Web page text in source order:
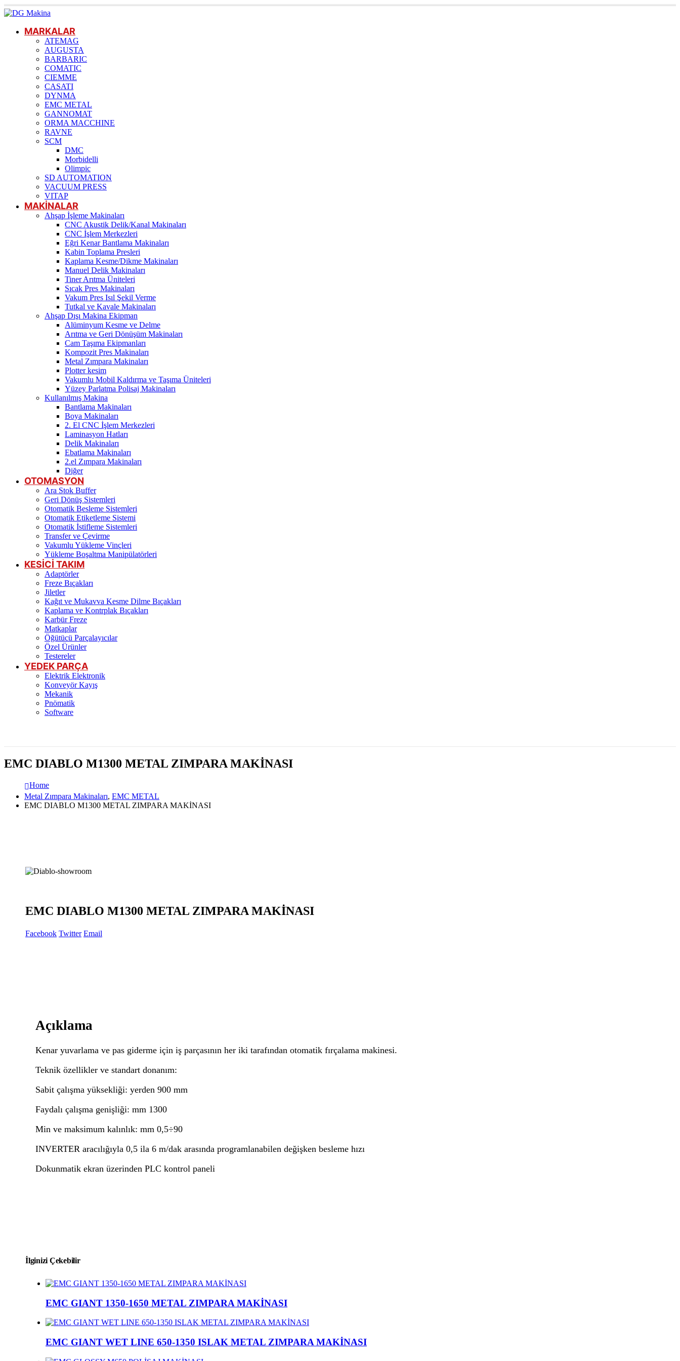
MARKALAR
ATEMAG
AUGUSTA
BARBARIC
COMATIC
CIEMME
CASATI
DYNMA
EMC METAL
GANNOMAT
ORMA MACCHINE
RAVNE
SCM
DMC
Morbidelli
Olimpic
SD AUTOMATION
VACUUM PRESS
VITAP
MAKİNALAR
Ahşap İşleme Makinaları
CNC Akustik Delik/Kanal Makinaları
CNC İşlem Merkezleri
Eğri Kenar Bantlama Makinaları
Kabin Toplama Presleri
Kaplama Kesme/Dikme Makinaları
Manuel Delik Makinaları
Tiner Arıtma Üniteleri
Sıcak Pres Makinaları
Vakum Pres Isıl Şekil Verme
Tutkal ve Kavale Makinaları
Ahşap Dışı Makina Ekipman
Alüminyum Kesme ve Delme
Arıtma ve Geri Dönüşüm Makinaları
Cam Taşıma Ekipmanları
Kompozit Pres Makinaları
Metal Zımpara Makinaları
Plotter kesim
Vakumlu Mobil Kaldırma ve Taşıma Üniteleri
Yüzey Parlatma Polisaj Makinaları
Kullanılmış Makina
Bantlama Makinaları
Boya Makinaları
2. El CNC İşlem Merkezleri
Laminasyon Hatları
Delik Makinaları
Ebatlama Makinaları
2.el Zımpara Makinaları
Diğer
OTOMASYON
Ara Stok Buffer
Geri Dönüş Sistemleri
Otomatik Besleme Sistemleri
Otomatik Etiketleme Sistemi
Otomatik İstifleme Sistemleri
Transfer ve Çevirme
Vakumlu Yükleme Vinçleri
Yükleme Boşaltma Manipülatörleri
KESİCİ TAKIM
Adaptörler
Freze Bıçakları
Jiletler
Kağıt ve Mukavva Kesme Dilme Bıçakları
Kaplama ve Kontrplak Bıçakları
Karbür Freze
Matkaplar
Öğütücü Parçalayıcılar
Özel Ürünler
Testereler
YEDEK PARÇA
Elektrik Elektronik
Konveyör Kayış
Mekanik
Pnömatik
Software
EMC DIABLO M1300 METAL ZIMPARA MAKİNASI
Home
Metal Zımpara Makinaları, EMC METAL
EMC DIABLO M1300 METAL ZIMPARA MAKİNASI
EMC DIABLO M1300 METAL ZIMPARA MAKİNASI
Facebook Twitter Email
Açıklama
Kenar yuvarlama ve pas giderme için iş parçasının her iki tarafından otomatik fırçalama makinesi.
Teknik özellikler ve standart donanım:
Sabit çalışma yüksekliği: yerden 900 mm
Faydalı çalışma genişliği: mm 1300
Min ve maksimum kalınlık: mm 0,5÷90
INVERTER aracılığıyla 0,5 ila 6 m/dak arasında programlanabilen değişken besleme hızı
Dokunmatik ekran üzerinden PLC kontrol paneli
İlginizi Çekebilir
EMC GIANT 1350-1650 METAL ZIMPARA MAKİNASI
EMC GIANT WET LINE 650-1350 ISLAK METAL ZIMPARA MAKİNASI